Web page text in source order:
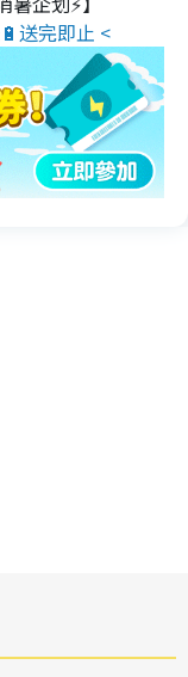
送完即止 <